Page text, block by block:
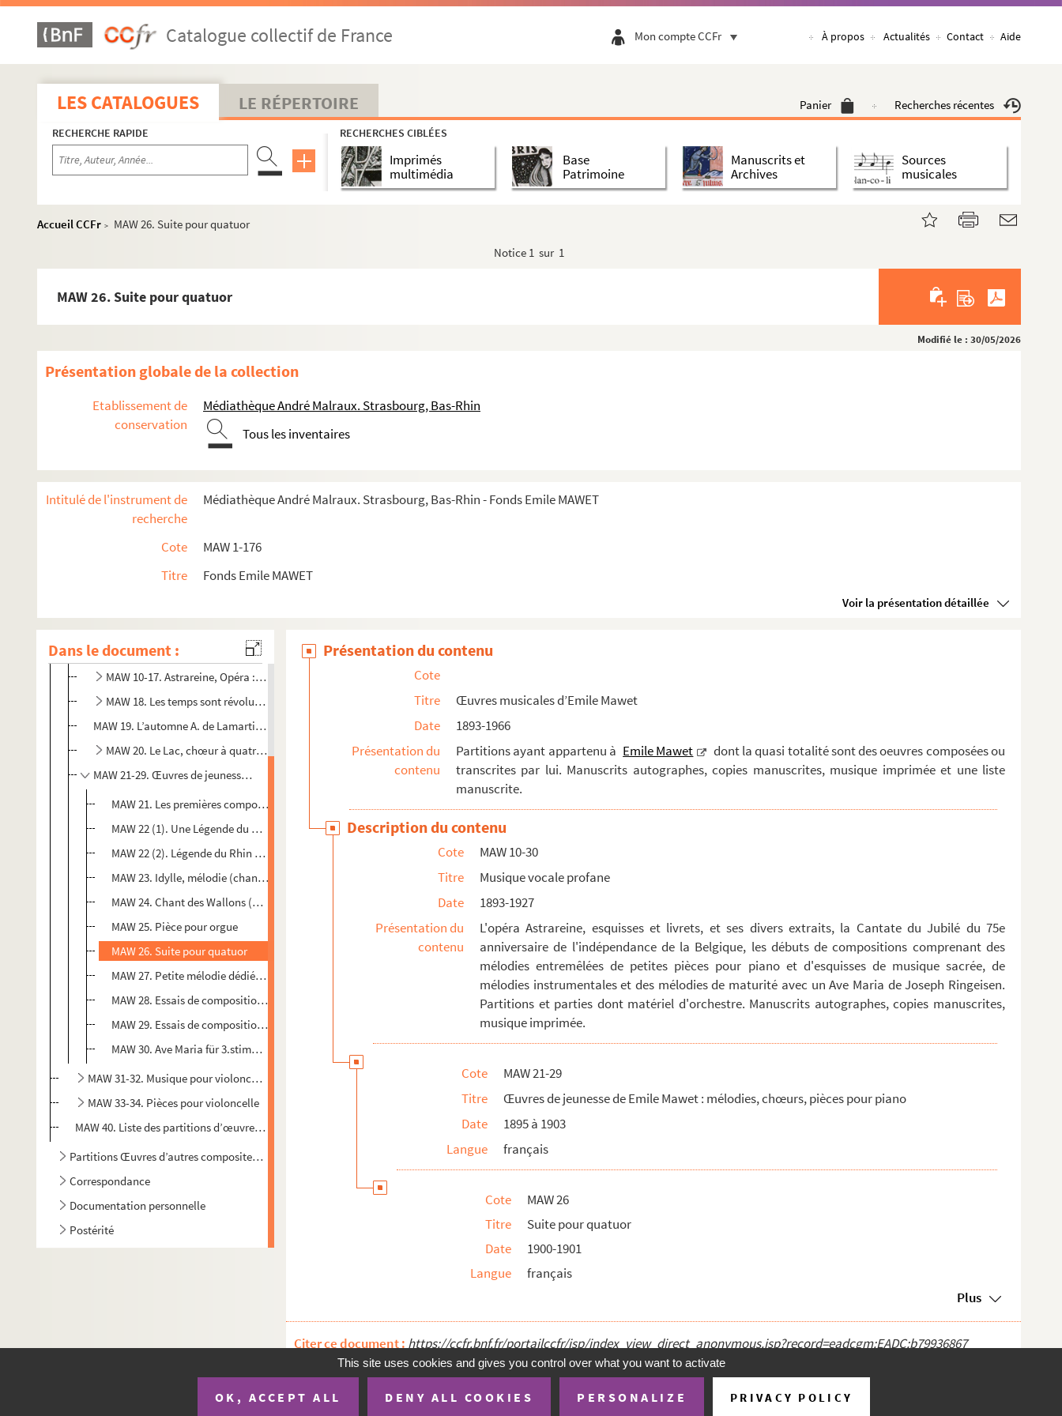
Catalogue collectif de France Mon compte CCFr À propos Actualités Contact Aide
LES CATALOGUES LE RÉPERTOIRE Panier Recherches récentes
RECHERCHE RAPIDE RECHERCHES CIBLÉES
Imprimés
multimédia
Base
Patrimoine
Manuscrits et
Archives
Sources
musicales
Accueil CCFr >
MAW 26. Suite pour quatuor
Notice 1 sur 1
MAW 26. Suite pour quatuor
Modifié le : 30/05/2026
Présentation globale de la collection
Etablissement de
conservation
Médiathèque André Malraux. Strasbourg, Bas-Rhin
Tous les inventaires
Intitulé de l'instrument de
recherche
Médiathèque André Malraux. Strasbourg, Bas-Rhin - Fonds Emile MAWET
Cote
MAW 1-176
Titre
Fonds Emile MAWET
Voir la présentation détaillée
Dans le document :
Œuvres musicales d’Emile Mawet
MAW 9. Quatuor à cordes
MAW 10-30. Musique vocale profane
MAW 10-17. Astrareine, Opéra : livret de Rodolphe de Warsage, musique d'Emile Mawet
MAW 18. Les temps sont révolus, Cantate pour Solo, chœur mixte, voix d’enfants et harmonie composée pour les...
MAW 19. L’automne A. de Lamartine, E. Mawet (août 1904) Baden-Baden ; mélodie pour [mezzo] et piano [manuscr...
MAW 20. Le Lac, chœur à quatre voix mixtes (poème de A. de Lamartine) musique de Emile Mawet
MAW 21-29. Œuvres de jeunesse de Emile Mawet : mélodies, chœurs, pièces pour piano
MAW 21. Les premières compositions d'Emile Mawet lorsqu'il avait 14 ans, opus 1 à 3
MAW 22 (1). Une Légende du Rhin pour soprano et piano
MAW 22 (2). Légende du Rhin pour soprano et piano
MAW 23. Idylle, mélodie (chant et piano)
MAW 24. Chant des Wallons (Vigoroso) tempo di marcia pour chant (clé de sol) et piano
MAW 25. Pièce pour orgue
MAW 26. Suite pour quatuor
MAW 27. Petite mélodie dédiée à mon cher ami Armand Deffarre
MAW 28. Essais de compositions de 1893 à 1895 d'Emile Mawet
MAW 29. Essais de compositions et de poèmes de jeunesse copié par Emile Mawet âgé
MAW 30. Ave Maria für 3.stimmigen Frauenchor mit Orgelbegleitung / Joseph Ringeisen op.6 n°2
MAW 31-32. Musique pour violoncelle et orchestre
MAW 33-34. Pièces pour violoncelle
MAW 40. Liste des partitions d’œuvres d’Emile Mawet
Partitions Œuvres d’autres compositeurs
Correspondance
Documentation personnelle
Postérité
Présentation du contenu
Cote
Titre
Œuvres musicales d’Emile Mawet
Date
1893-1966
Présentation du
contenu
Partitions ayant appartenu à Emile Mawet
dont la quasi totalité sont des oeuvres composées ou
transcrites par lui. Manuscrits autographes, copies manuscrites, musique imprimée et une liste
manuscrite.
Description du contenu
Cote
MAW 10-30
Titre
Musique vocale profane
Date
1893-1927
Présentation du
contenu
L'opéra Astrareine, esquisses et livrets, et ses divers extraits, la Cantate du Jubilé du 75e
anniversaire de l'indépendance de la Belgique, les débuts de compositions comprenant des
mélodies entremêlées de petites pièces pour piano et d'esquisses de musique sacrée, de
mélodies instrumentales et des mélodies de maturité avec un Ave Maria de Joseph Ringeisen.
Partitions et parties dont matériel d'orchestre. Manuscrits autographes, copies manuscrites,
musique imprimée.
Cote
MAW 21-29
Titre
Œuvres de jeunesse de Emile Mawet : mélodies, chœurs, pièces pour piano
Date
1895 à 1903
Langue
français
Cote
MAW 26
Titre
Suite pour quatuor
Date
1900-1901
Langue
français
Plus
Citer ce document : https://ccfr.bnf.fr/portailccfr/jsp/index_view_direct_anonymous.jsp?record=eadcgm:EADC:b79936867
This site uses cookies and gives you control over what you want to activate
OK, ACCEPT ALL DENY ALL COOKIES PERSONALIZE PRIVACY POLICY